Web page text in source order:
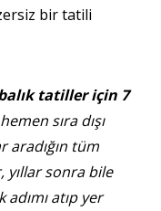
bir tatili
tatiller için 7
sıra dışı
tüm
sonra bile
atıp yer